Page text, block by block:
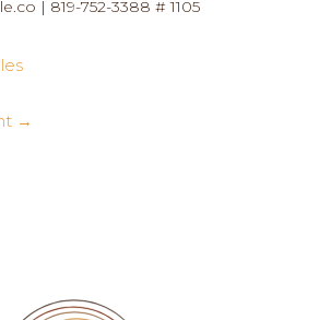
| 819-752-3388 # 1105
→